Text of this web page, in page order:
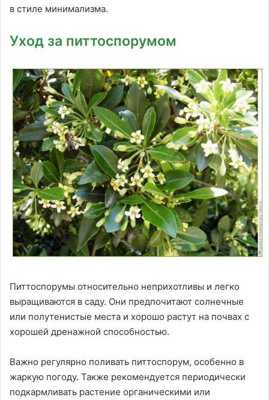
в стиле минимализма.
Уход за питтоспорумом
Питтоспорумы относительно неприхотливы и легко
выращиваются в саду. Они предпочитают солнечные
или полутенистые места и хорошо растут на почвах с
хорошей дренажной способностью.
Важно регулярно поливать питтоспорум, особенно в
жаркую погоду. Также рекомендуется периодически
подкармливать растение органическими или